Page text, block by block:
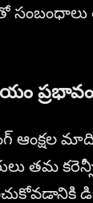
సంబంధాలు
ప్రభావం
ఆంక్షల
తమ